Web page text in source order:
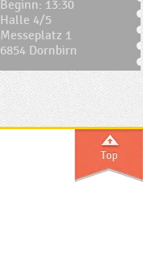
Beginn: 13:30
Halle 4/5
Messeplatz 1
6854 Dornbirn